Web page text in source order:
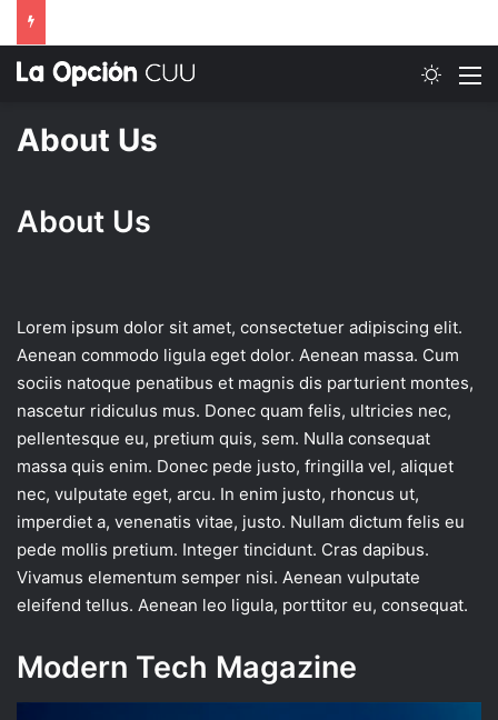
About Us
About Us
Lorem ipsum dolor sit amet, consectetuer adipiscing elit.
Aenean commodo ligula eget dolor. Aenean massa. Cum
sociis natoque penatibus et magnis dis parturient montes,
nascetur ridiculus mus. Donec quam felis, ultricies nec,
pellentesque eu, pretium quis, sem. Nulla consequat
massa quis enim. Donec pede justo, fringilla vel, aliquet
nec, vulputate eget, arcu. In enim justo, rhoncus ut,
imperdiet a, venenatis vitae, justo. Nullam dictum felis eu
pede mollis pretium. Integer tincidunt. Cras dapibus.
Vivamus elementum semper nisi. Aenean vulputate
eleifend tellus. Aenean leo ligula, porttitor eu, consequat.
Modern Tech Magazine